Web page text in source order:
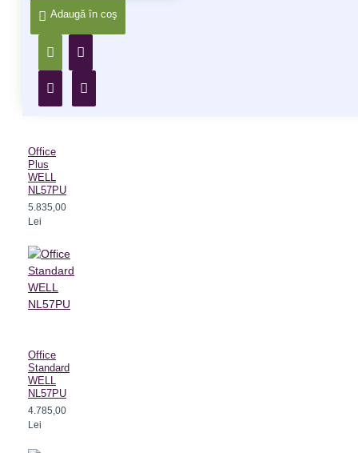
Adaugă în coş
categorie
Office
Plus
WELL
NL57PU
5.835,00
Lei
Office
Standard
WELL
NL57PU
4.785,00
Lei